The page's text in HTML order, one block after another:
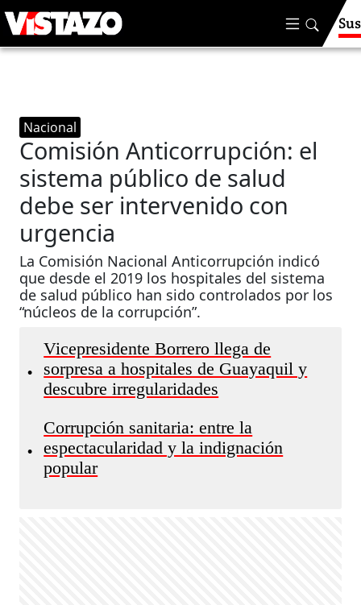
Nacional
Comisión Anticorrupción: el
sistema público de salud
debe ser intervenido con
urgencia
La Comisión Nacional Anticorrupción indicó
que desde el 2019 los hospitales del sistema
de salud público han sido controlados por los
“núcleos de la corrupción”.
•
Vicepresidente Borrero llega de
sorpresa a hospitales de Guayaquil y
descubre irregularidades
•
Corrupción sanitaria: entre la
espectacularidad y la indignación
popular